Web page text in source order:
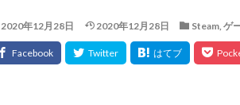
2020年12月28日 2020年12月28日 Steam, ゲ